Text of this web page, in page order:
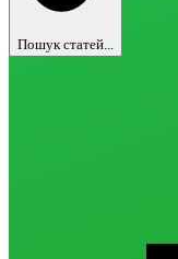
Пошук статей...